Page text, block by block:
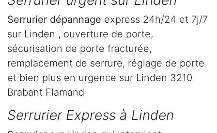
Serrurier dépannage express 24h/24 et 7j/7
sur Linden , ouverture de porte,
sécurisation de porte fracturée,
remplacement de serrure, réglage de porte
et bien plus en urgence sur Linden 3210
Brabant Flamand
Serrurier Express à Linden